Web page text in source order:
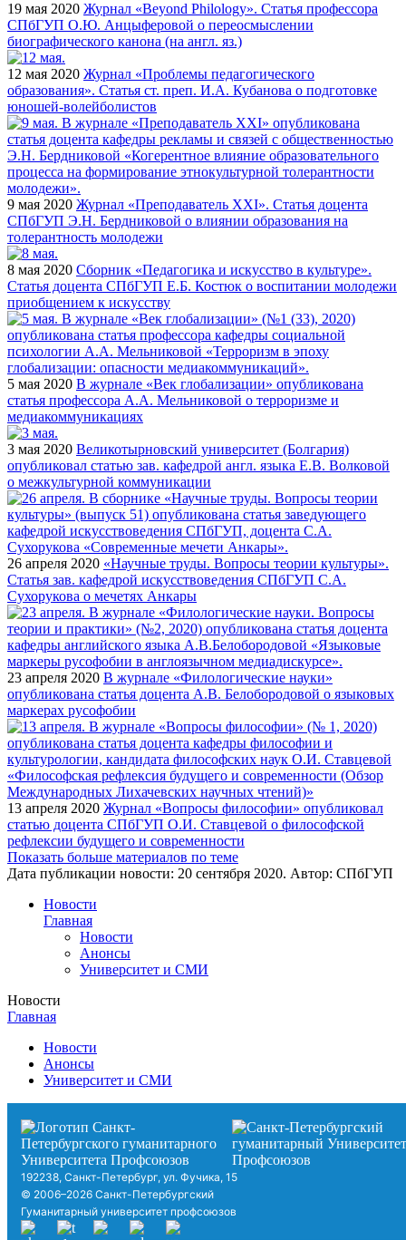
19 мая 2020 Журнал «Beyond Philology». Статья профессора
СПбГУП О.Ю. Анцыферовой о переосмыслении
биографического канона (на англ. яз.)
12 мая 2020 Журнал «Проблемы педагогического
образования». Статья ст. преп. И.А. Кубанова о подготовке
юношей-волейболистов
9 мая 2020 Журнал «Преподаватель XXI». Статья доцента
СПбГУП Э.Н. Бердниковой о влиянии образования на
толерантность молодежи
8 мая 2020 Сборник «Педагогика и искусство в культуре».
Статья доцента СПбГУП Е.Б. Костюк о воспитании молодежи
приобщением к искусству
5 мая 2020 В журнале «Век глобализации» опубликована
статья профессора А.А. Мельниковой о терроризме и
медиакоммуникациях
3 мая 2020 Великотырновский университет (Болгария)
опубликовал статью зав. кафедрой англ. языка Е.В. Волковой
о межкультурной коммуникации
26 апреля 2020 «Научные труды. Вопросы теории культуры».
Статья зав. кафедрой искусствоведения СПбГУП С.А.
Сухорукова о мечетях Анкары
23 апреля 2020 В журнале «Филологические науки»
опубликована статья доцента А.В. Белобородовой о языковых
маркерах русофобии
13 апреля 2020 Журнал «Вопросы философии» опубликовал
статью доцента СПбГУП О.И. Ставцевой о философской
рефлексии будущего и современности
Показать больше материалов по теме
Дата публикации новости: 20 сентября 2020. Автор: СПбГУП
Новости
Главная
Новости
Анонсы
Университет и СМИ
Новости
Главная
Новости
Анонсы
Университет и СМИ
192238, Санкт-Петербург, ул. Фучика, 15
© 2006–2026 Санкт-Петербургский
Гуманитарный университет профсоюзов